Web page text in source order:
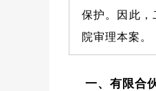
保护。因此
院审理本案。
一、有限合